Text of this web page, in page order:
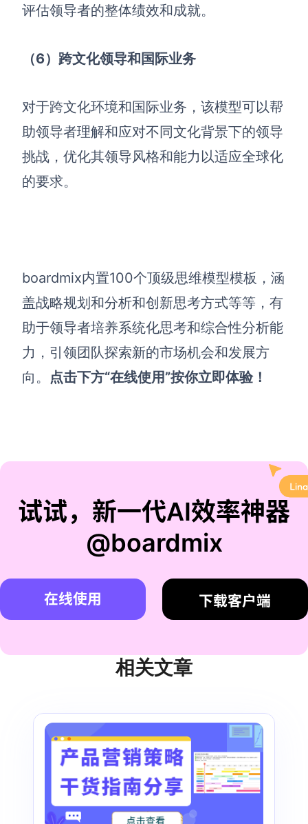
评估领导者的整体绩效和成就。
（6）跨文化领导和国际业务
对于跨文化环境和国际业务，该模型可以帮
助领导者理解和应对不同文化背景下的领导
挑战，优化其领导风格和能力以适应全球化
的要求。
boardmix内置100个顶级思维模型模板，涵
盖战略规划和分析和创新思考方式等等，有
助于领导者培养系统化思考和综合性分析能
力，引领团队探索新的市场机会和发展方
向。 点击下方“在线使用”按你立即体验！
试试，新一代AI效率神器
@boardmix
在线使用 下载客户端
相关文章